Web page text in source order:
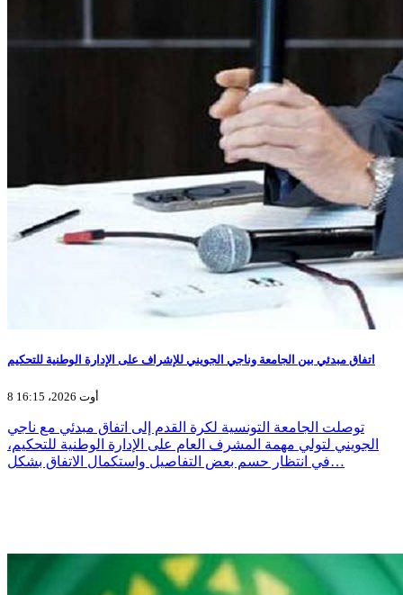
اتفاق مبدئي بين الجامعة وناجي الجويني للإشراف على الإدارة الوطنية للتحكيم
8 أوت 2026، 16:15
توصلت الجامعة التونسية لكرة القدم إلى اتفاق مبدئي مع ناجي
الجويني لتولي مهمة المشرف العام على الإدارة الوطنية للتحكيم،
في انتظار حسم بعض التفاصيل واستكمال الاتفاق بشكل…